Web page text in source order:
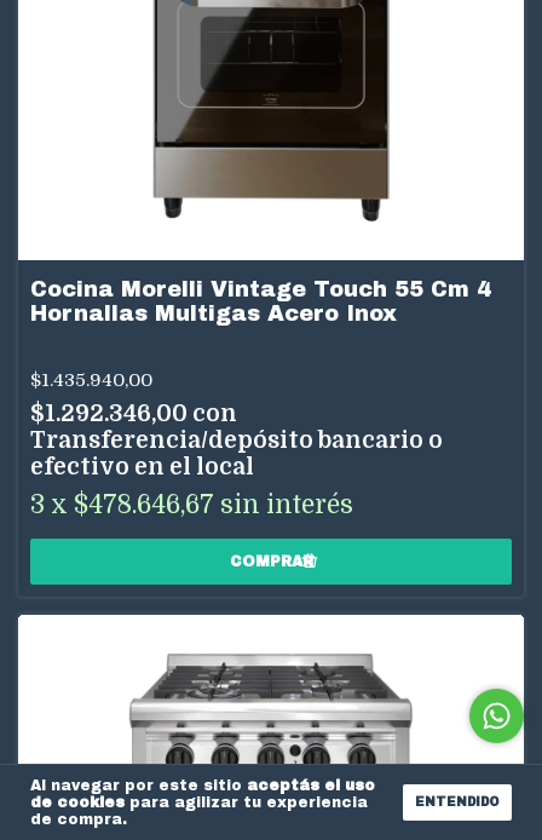
Al navegar por este sitio aceptás el uso
de cookies para agilizar tu experiencia
de compra.
ENTENDIDO
Cocina Morelli Vintage Touch 55 Cm 4
Hornallas Multigas Acero Inox
$1.435.940,00
$1.292.346,00 con
Transferencia/depósito bancario o
efectivo en el local
3 x $478.646,67 sin interés